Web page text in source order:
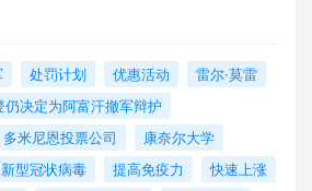
处罚计划 优惠活动
雷尔·莫雷
决定为阿富汗撤军辩护
多米尼恩投票公司
康奈尔大学
新型冠状病毒 提高免疫力
快速上涨